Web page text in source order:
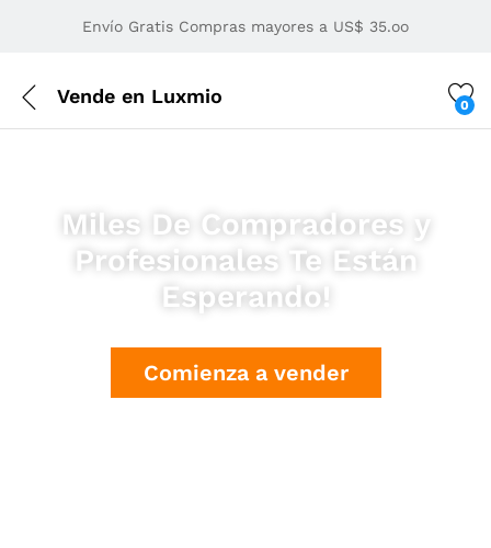
Envío Gratis Compras mayores a US$ 35.oo
Vende en Luxmio 0
Miles De Compradores y
Profesionales Te Están
Esperando!
Comienza a vender